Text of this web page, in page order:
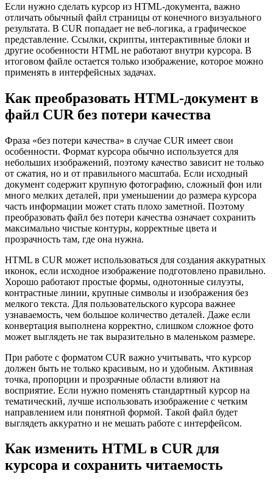
Если нужно сделать курсор из HTML-документа, важно
отличать обычный файл страницы от конечного визуального
результата. В CUR попадает не веб-логика, а графическое
представление. Ссылки, скрипты, интерактивные блоки и
другие особенности HTML не работают внутри курсора. В
итоговом файле остается только изображение, которое можно
применять в интерфейсных задачах.
Как преобразовать HTML-документ в
файл CUR без потери качества
Фраза «без потери качества» в случае CUR имеет свои
особенности. Формат курсора обычно используется для
небольших изображений, поэтому качество зависит не только
от сжатия, но и от правильного масштаба. Если исходный
документ содержит крупную фотографию, сложный фон или
много мелких деталей, при уменьшении до размера курсора
часть информации может стать плохо заметной. Поэтому
преобразовать файл без потери качества означает сохранить
максимально чистые контуры, корректные цвета и
прозрачность там, где она нужна.
HTML в CUR может использоваться для создания аккуратных
иконок, если исходное изображение подготовлено правильно.
Хорошо работают простые формы, однотонные силуэты,
контрастные линии, крупные символы и изображения без
мелкого текста. Для пользовательского курсора важнее
узнаваемость, чем большое количество деталей. Даже если
конвертация выполнена корректно, слишком сложное фото
может выглядеть не так выразительно в маленьком размере.
При работе с форматом CUR важно учитывать, что курсор
должен быть не только красивым, но и удобным. Активная
точка, пропорции и прозрачные области влияют на
восприятие. Если нужно поменять стандартный курсор на
тематический, лучше использовать изображение с четким
направлением или понятной формой. Такой файл будет
выглядеть аккуратно и не мешать работе с интерфейсом.
Как изменить HTML в CUR для
курсора и сохранить читаемость